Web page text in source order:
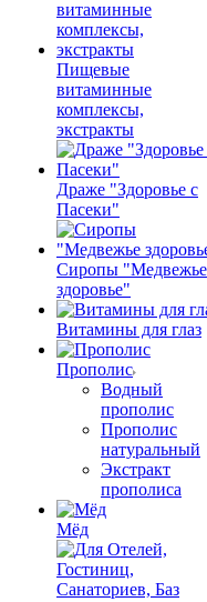
Пищевые
витаминные
комплексы,
экстракты
Драже "Здоровье с
Пасеки"
Сиропы "Медвежье
здоровье"
Витамины для глаз
Прополис
Водный
прополис
Прополис
натуральный
Экстракт
прополиса
Мёд